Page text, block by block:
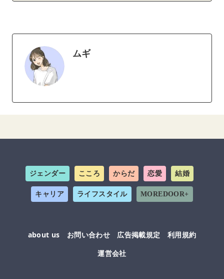
ムギ
ジェンダー こころ からだ 恋愛 結婚
キャリア ライフスタイル MOREDOOR+
about us お問い合わせ 広告掲載規定
利用規約
運営会社